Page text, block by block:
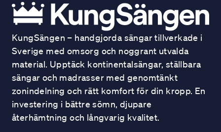
KungSängen – handgjorda sängar tillverkade i
Sverige med omsorg och noggrant utvalda
material. Upptäck kontinentalsängar, ställbara
sängar och madrasser med genomtänkt
zonindelning och rätt komfort för din kropp. En
investering i bättre sömn, djupare
återhämtning och långvarig kvalitet.